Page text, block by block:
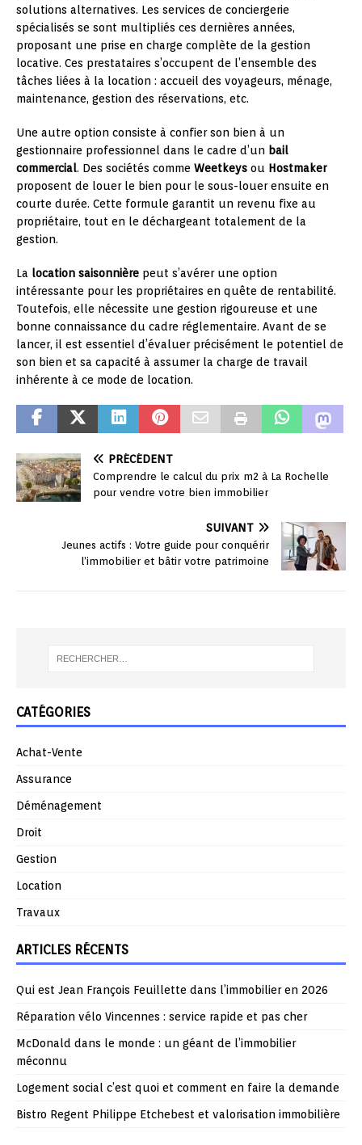
solutions alternatives. Les services de conciergerie
spécialisés se sont multipliés ces dernières années,
proposant une prise en charge complète de la gestion
locative. Ces prestataires s’occupent de l’ensemble des
tâches liées à la location : accueil des voyageurs, ménage,
maintenance, gestion des réservations, etc.
Une autre option consiste à confier son bien à un
gestionnaire professionnel dans le cadre d’un bail
commercial. Des sociétés comme Weetkeys ou Hostmaker
proposent de louer le bien pour le sous-louer ensuite en
courte durée. Cette formule garantit un revenu fixe au
propriétaire, tout en le déchargeant totalement de la
gestion.
La location saisonnière peut s’avérer une option
intéressante pour les propriétaires en quête de rentabilité.
Toutefois, elle nécessite une gestion rigoureuse et une
bonne connaissance du cadre réglementaire. Avant de se
lancer, il est essentiel d’évaluer précisément le potentiel de
son bien et sa capacité à assumer la charge de travail
inhérente à ce mode de location.
PRÉCÉDENT
Comprendre le calcul du prix m2 à La Rochelle
pour vendre votre bien immobilier
SUIVANT
Jeunes actifs : Votre guide pour conquérir
l’immobilier et bâtir votre patrimoine
CATÉGORIES
Achat-Vente
Assurance
Déménagement
Droit
Gestion
Location
Travaux
ARTICLES RÉCENTS
Qui est Jean François Feuillette dans l’immobilier en 2026
Réparation vélo Vincennes : service rapide et pas cher
McDonald dans le monde : un géant de l’immobilier
méconnu
Logement social c’est quoi et comment en faire la demande
Bistro Regent Philippe Etchebest et valorisation immobilière